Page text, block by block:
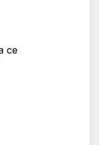
се